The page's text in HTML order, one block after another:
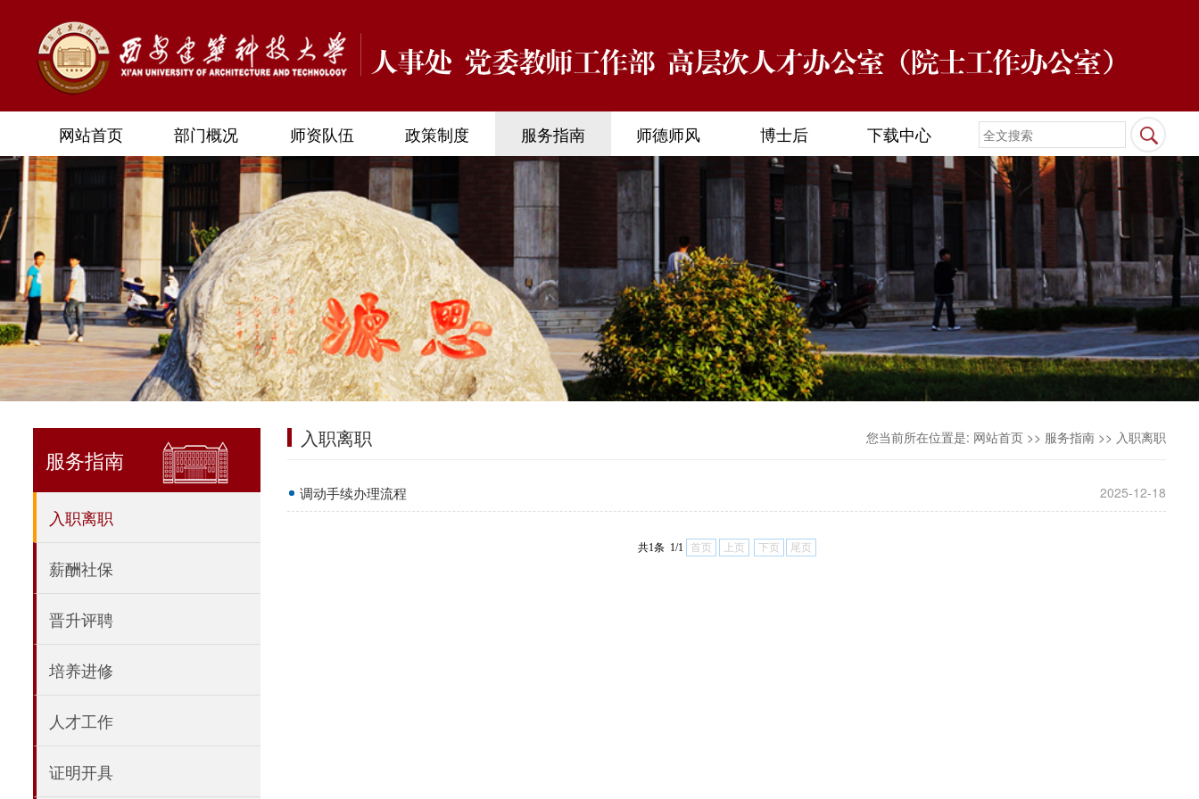
网站首页 部门概况 师资队伍 政策制度 服务指南 师德师风 博士后 下载中心
服务指南
入职离职
薪酬社保
晋升评聘
培养进修
人才工作
证明开具
入职离职 您当前所在位置是: 网站首页 >> 服务指南 >> 入职离职
2025-12-18
调动手续办理流程
共1条 1/1 首页 上页 下页 尾页